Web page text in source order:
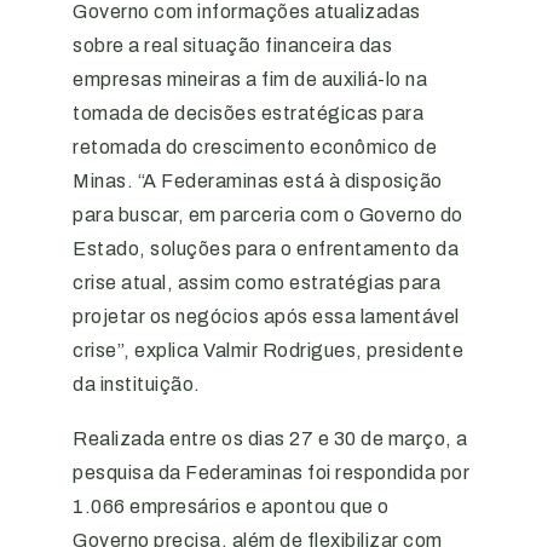
Governo com informações atualizadas
sobre a real situação financeira das
empresas mineiras a fim de auxiliá-lo na
tomada de decisões estratégicas para
retomada do crescimento econômico de
Minas. “A Federaminas está à disposição
para buscar, em parceria com o Governo do
Estado, soluções para o enfrentamento da
crise atual, assim como estratégias para
projetar os negócios após essa lamentável
crise”, explica Valmir Rodrigues, presidente
da instituição.
Realizada entre os dias 27 e 30 de março, a
pesquisa da Federaminas foi respondida por
1.066 empresários e apontou que o
Governo precisa, além de flexibilizar com